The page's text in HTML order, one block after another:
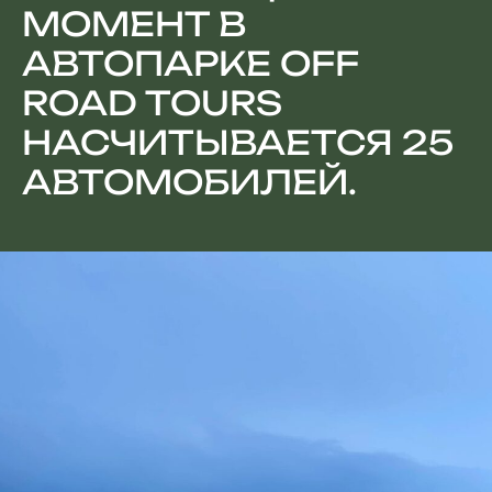
МОМЕНТ В
АВТОПАРКЕ OFF
ROAD TOURS
НАСЧИТЫВАЕТСЯ 25
АВТОМОБИЛЕЙ.